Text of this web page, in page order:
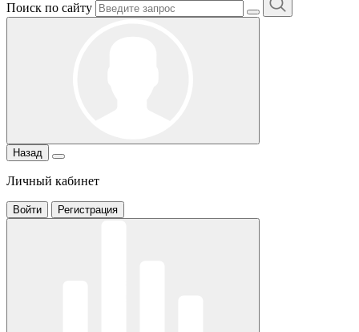
Поиск по сайту
Назад
Личный кабинет
Войти Регистрация